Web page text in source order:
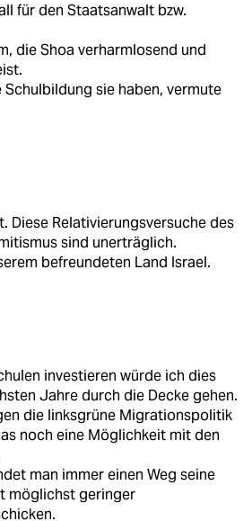
für den Staatsanwalt bzw.
die Shoa verharmlosend und
sie haben, vermute
Diese Relativierungsversuche des
sind unerträglich.
befreundeten Land Israel.
investieren würde ich dies
Jahre durch die Decke gehen.
die linksgrüne Migrationspolitik
noch eine Möglichkeit mit den
man immer einen Weg seine
möglichst geringer